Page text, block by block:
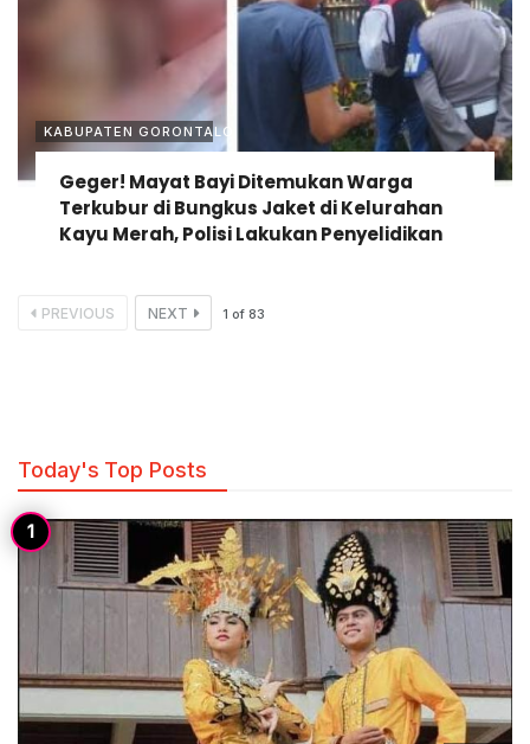
KABUPATEN GORONTALO
Geger! Mayat Bayi Ditemukan Warga
Terkubur di Bungkus Jaket di Kelurahan
Kayu Merah, Polisi Lakukan Penyelidikan
PREVIOUS NEXT 1 of 83
Today's Top Posts